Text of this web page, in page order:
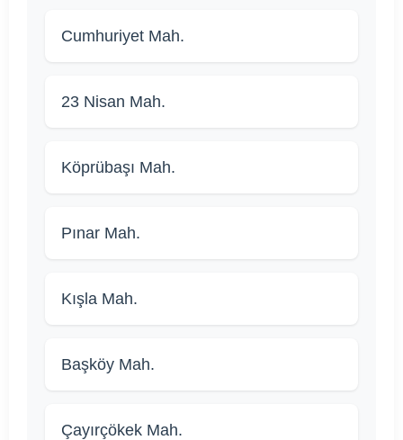
Cumhuriyet Mah.
23 Nisan Mah.
Köprübaşı Mah.
Pınar Mah.
Kışla Mah.
Başköy Mah.
Çayırçökek Mah.